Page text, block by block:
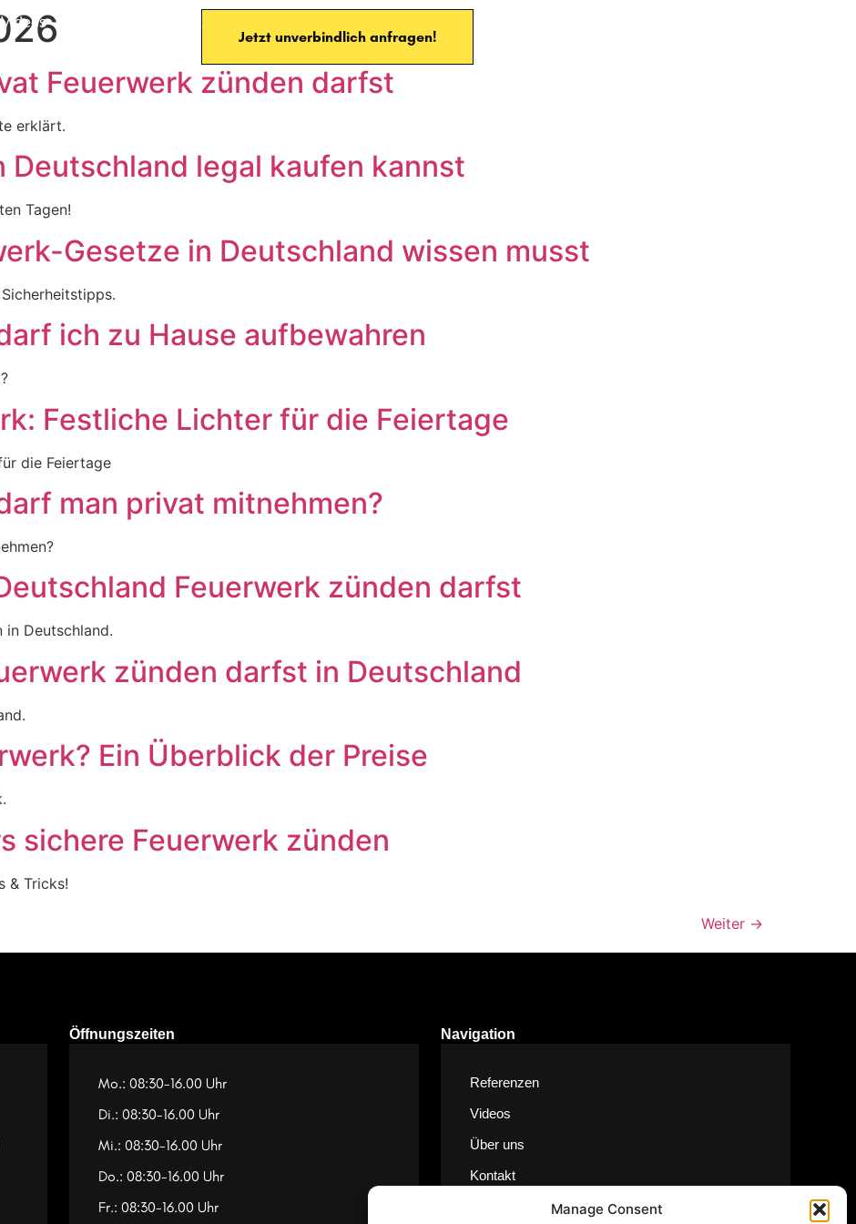
Manage Consent
Videos
Jetzt unverbindlich anfragen!
Feuerwerk zünden darfst
erklärt.
Deutschland legal kaufen kannst
Tagen!
Gesetze in Deutschland wissen musst
ich zu Hause aufbewahren
Festliche Lichter für die Feiertage
die Feiertage
man privat mitnehmen?
Feuerwerk zünden darfst
in Deutschland.
zünden darfst in Deutschland
Ein Überblick der Preise
sichere Feuerwerk zünden
& Tricks!
Weiter →
Öffnungszeiten
Mo.: 08:30-16.00 Uhr
Di.: 08:30-16.00 Uhr
Mi.: 08:30-16.00 Uhr
Do.: 08:30-16.00 Uhr
Fr.: 08:30-16.00 Uhr
Navigation
Referenzen
Videos
Über uns
Kontakt